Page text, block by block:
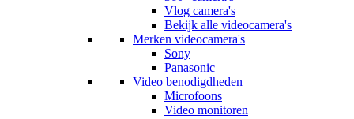
Vlog camera's
Bekijk alle videocamera's
Merken videocamera's
Sony
Panasonic
Video benodigdheden
Microfoons
Video monitoren